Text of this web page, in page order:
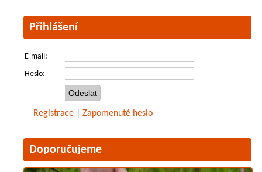
Přihlášení
E-mail:
Heslo:
Registrace Zapomenuté heslo
Doporučujeme